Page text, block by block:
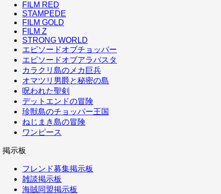
FILM RED
STAMPEDE
FILM GOLD
FILM Z
STRONG WORLD
エピソードオブチョッパー
エピソードオブアラバスタ
カラクリ島のメカ巨兵
オマツリ男爵と秘密の島
呪われた聖剣
デットエンドの冒険
珍獣島のチョッパー王国
ねじまき島の冒険
ワンピース
掲示板
フレンド募集掲示板
雑談掲示板
海賊同盟掲示板